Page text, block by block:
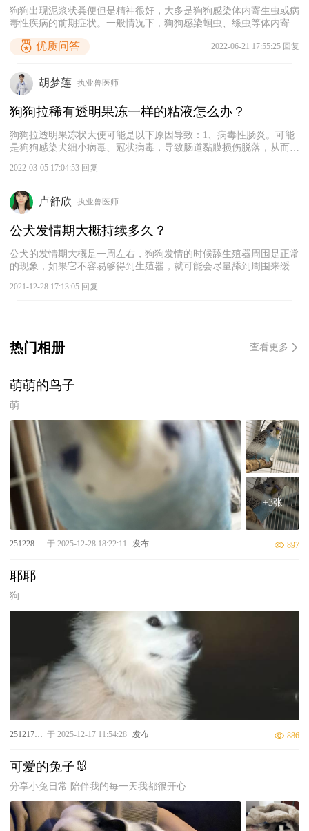
狗狗出现泥浆状粪便但是精神很好，大多是狗狗感染体内寄生虫或病
毒性疾病的前期症状。一般情况下，狗狗感染蛔虫、绦虫等体内寄生
响，要想知道是不是这一原因导致狗狗出现上述现象，可以对狗狗的
泻、呕吐等症状，该病的危害较大，建议宠主对狗狗进行试纸检测，
根据狗狗的具体病因采取合适的治疗措施。
优质问答 2022-06-21 17:55:25 回复
胡梦莲 执业兽医师
狗狗拉稀有透明果冻一样的粘液怎么办？
狗狗拉透明果冻状大便可能是以下原因导致：1、病毒性肠炎。可能
是狗狗感染犬细小病毒、冠状病毒，导致肠道黏膜损伤脱落，从而出
振等症状出现，建议及时带狗狗去宠物医院检查，接受抗病毒治疗；
胃损伤、小肠黏膜脱落等情况，从而引发腹泻，可以尝试给狗狗喂食
一些宠物益生菌和肠胃消炎药；3、寄生虫感染。狗狗感染球虫或其
他体内寄生虫初期，都容易引发呕吐、腹泻、体重减轻等情况，后期
寄生虫破坏狗狗肠胃黏膜，导致狗狗拉出果冻样的稀便。不管狗狗拉
透明果冻状大便是什么原因导致，都建议铲屎官及时带狗狗去宠物医
院检查，给予狗狗针对性治疗。
2022-03-05 17:04:53 回复
卢舒欣 执业兽医师
公犬发情期大概持续多久？
公犬的发情期大概是一周左右，狗狗发情的时候舔生殖器周围是正常
的现象，如果它不容易够得到生殖器，就可能会尽量舔到周围来缓解
菌逆行进入泌尿道，引起泌尿系统方面的问题。 狗狗发情期如果不
理裤。等狗狗发情期过去之后，再缓上几天就可以带它去做绝育手术
了。
2021-12-28 17:13:05 回复
热门相册 查看更多
萌萌的鸟子
萌
+3张
25122810019 于 2025-12-28 18:22:11 发布 897
耶耶
狗
25121710015 于 2025-12-17 11:54:28 发布 886
可爱的兔子🐰
分享小兔日常 陪伴我的每一天我都很开心